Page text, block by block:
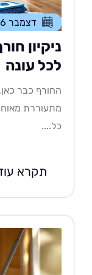
דצמבר 6, 2025
חורף
עונה
כבר כאן,
מאוחר יותר,
תקרא עוד